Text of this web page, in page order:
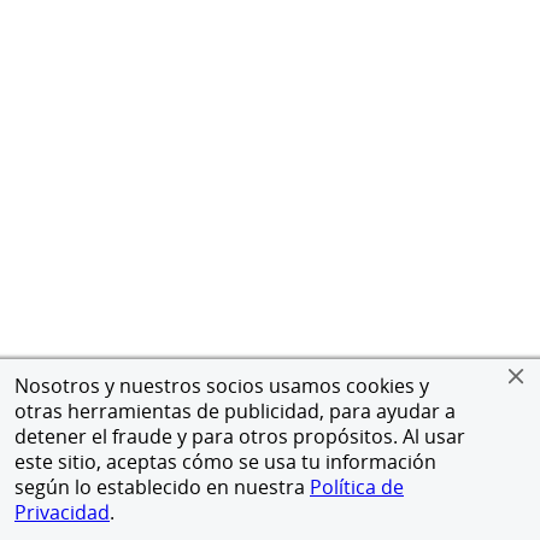
Nosotros y nuestros socios usamos cookies y
otras herramientas de publicidad, para ayudar a
detener el fraude y para otros propósitos. Al usar
este sitio, aceptas cómo se usa tu información
según lo establecido en nuestra Política de
Privacidad.